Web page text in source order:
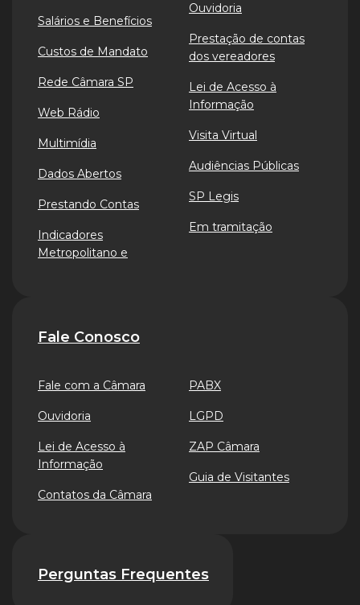
Salários e Benefícios
Custos de Mandato
Rede Câmara SP
Web Rádio
Multimídia
Dados Abertos
Prestando Contas
Indicadores
Metropolitano e
Ouvidoria
Prestação de contas
dos vereadores
Lei de Acesso à
Informação
Visita Virtual
Audiências Públicas
SP Legis
Em tramitação
Fale Conosco
Fale com a Câmara
Ouvidoria
Lei de Acesso à
Informação
Contatos da Câmara
PABX
LGPD
ZAP Câmara
Guia de Visitantes
Perguntas Frequentes